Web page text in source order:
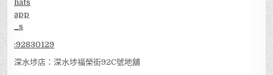
:92830129
深水埗店：深水埗福榮街92C號地舖